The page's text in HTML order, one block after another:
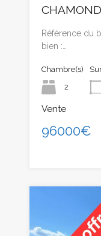
CHAMOND
Référence du
bien :…
Chambre(s)
2
Vente
96000€